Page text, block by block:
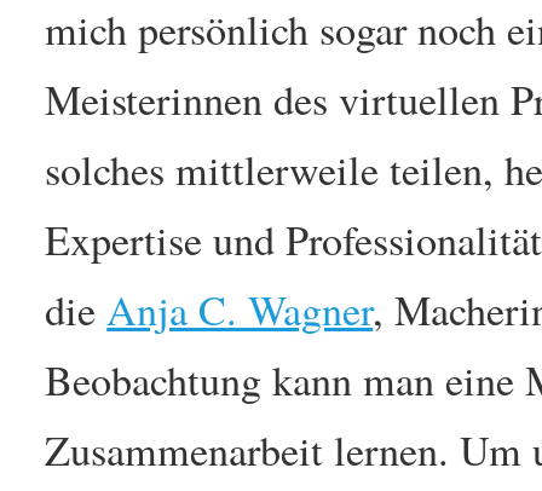
mich persönlich sogar noch
Meisterinnen des virtuellen
solches mittlerweile teilen,
Expertise und
dieAnja C. Wagner,
Beobachtung kann man
Zusammenarbeit lernen. Um